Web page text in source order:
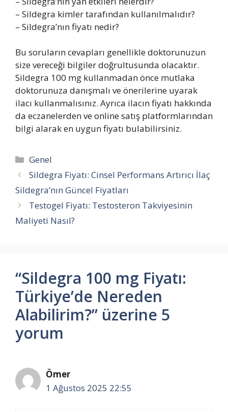
– Sildegra kimler tarafından kullanılmalıdır?
– Sildegra’nın fiyatı nedir?
Bu soruların cevapları genellikle doktorunuzun
size vereceği bilgiler doğrultusunda olacaktır.
Sildegra 100 mg kullanmadan önce mutlaka
doktorunuza danışmalı ve önerilerine uyarak
ilacı kullanmalısınız. Ayrıca ilacın fiyatı hakkında
da eczanelerden ve online satış platformlarından
bilgi alarak en uygun fiyatı bulabilirsiniz.
Kategoriler
Genel
Sildegra Fiyatı: Cinsel Performans Artırıcı İlaç
Sildegra’nın Güncel Fiyatları
Testogel Fiyatı: Testosteron Takviyesinin
Maliyeti Nasıl?
“Sildegra 100 mg Fiyatı:
Türkiye’de Nereden
Alabilirim?” üzerine 5
yorum
Ömer
1 Ağustos 2025 22:55